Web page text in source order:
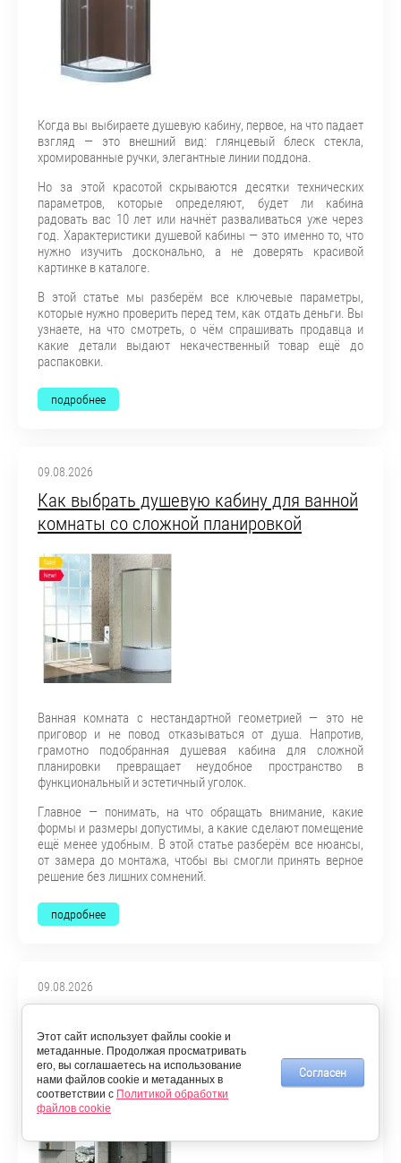
Когда вы выбираете душевую кабину, первое, на что падает
взгляд — это внешний вид: глянцевый блеск стекла,
хромированные ручки, элегантные линии поддона.
Но за этой красотой скрываются десятки технических
параметров, которые определяют, будет ли кабина
радовать вас 10 лет или начнёт разваливаться уже через
год. Характеристики душевой кабины — это именно то, что
нужно изучить досконально, а не доверять красивой
картинке в каталоге.
В этой статье мы разберём все ключевые параметры,
которые нужно проверить перед тем, как отдать деньги. Вы
узнаете, на что смотреть, о чём спрашивать продавца и
какие детали выдают некачественный товар ещё до
распаковки.
подробнее
09.08.2026
Как выбрать душевую кабину для ванной
комнаты со сложной планировкой
Ванная комната с нестандартной геометрией — это не
приговор и не повод отказываться от душа. Напротив,
грамотно подобранная душевая кабина для сложной
планировки превращает неудобное пространство в
функциональный и эстетичный уголок.
Главное — понимать, на что обращать внимание, какие
формы и размеры допустимы, а какие сделают помещение
ещё менее удобным. В этой статье разберём все нюансы,
от замера до монтажа, чтобы вы смогли принять верное
решение без лишних сомнений.
подробнее
09.08.2026
качественную фурнитуру для душевой
кабины
Этот сайт использует файлы cookie и
метаданные. Продолжая просматривать
его, вы соглашаетесь на использование
нами файлов cookie и метаданных в
соответствии с Политикой обработки
файлов cookie
Согласен